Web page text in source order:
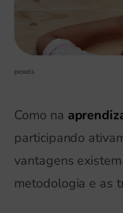
pexels
Como na
participando
vantagens
metodologia e as